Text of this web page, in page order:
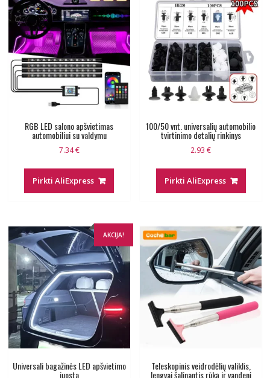
RGB LED salono apšvietimas
automobiliui su valdymu
7.34€
Pirkti AliExpress
100/50 vnt. universalių automobilio
tvirtinimo detalių rinkinys
2.93€
Pirkti AliExpress
AKCIJA!
Universali bagažinės LED apšvietimo
juosta
Teleskopinis veidrodėlių valiklis,
lengvai šalinantis rūką ir vandenį